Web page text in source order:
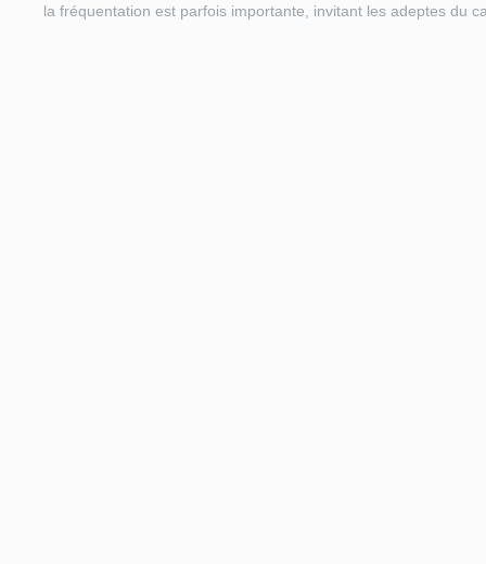
la fréquentation est parfois importante, invitant les adeptes du